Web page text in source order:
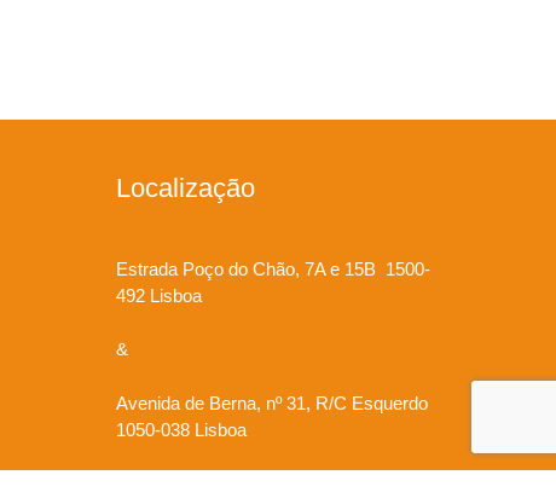
Localização
Estrada Poço do Chão, 7A e 15B 1500-
492 Lisboa
&
Avenida de Berna, nº 31, R/C Esquerdo
1050-038 Lisboa